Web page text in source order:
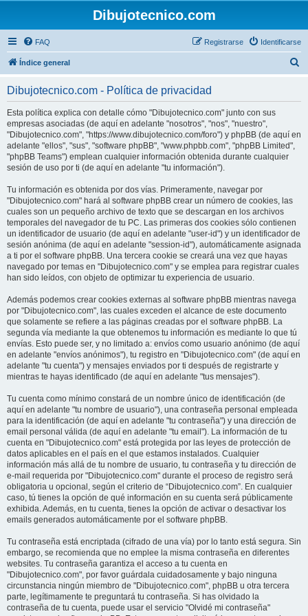
Dibujotecnico.com
FAQ Identificarse
Registrarse
Índice general
Dibujotecnico.com - Política de privacidad
Esta política explica con detalle cómo "Dibujotecnico.com" junto con sus
empresas asociadas (de aquí en adelante "nosotros", "nos", "nuestro",
"Dibujotecnico.com", "https://www.dibujotecnico.com/foro") y phpBB (de aquí en
adelante "ellos", "sus", "software phpBB", "www.phpbb.com", "phpBB Limited",
"phpBB Teams") emplean cualquier información obtenida durante cualquier
sesión de uso por ti (de aquí en adelante "tu información").
Tu información es obtenida por dos vías. Primeramente, navegar por
"Dibujotecnico.com" hará al software phpBB crear un número de cookies, las
cuales son un pequeño archivo de texto que se descargan en los archivos
temporales del navegador de tu PC. Las primeras dos cookies sólo contienen
un identificador de usuario (de aquí en adelante "user-id") y un identificador de
sesión anónima (de aquí en adelante "session-id"), automáticamente asignada
a ti por el software phpBB. Una tercera cookie se creará una vez que hayas
navegado por temas en "Dibujotecnico.com" y se emplea para registrar cuales
han sido leídos, con objeto de optimizar tu experiencia de usuario.
Además podemos crear cookies externas al software phpBB mientras navega
por "Dibujotecnico.com", las cuales exceden el alcance de este documento
que solamente se refiere a las páginas creadas por el software phpBB. La
segunda vía mediante la que obtenemos tu información es mediante lo que tú
envías. Esto puede ser, y no limitado a: envíos como usuario anónimo (de aquí
en adelante "envíos anónimos"), tu registro en "Dibujotecnico.com" (de aquí en
adelante "tu cuenta") y mensajes enviados por ti después de registrarte y
mientras te hayas identificado (de aquí en adelante "tus mensajes").
Tu cuenta como mínimo constará de un nombre único de identificación (de
aquí en adelante "tu nombre de usuario"), una contraseña personal empleada
para la identificación (de aquí en adelante "tu contraseña") y una dirección de
email personal válida (de aquí en adelante "tu email"). La información de tu
cuenta en "Dibujotecnico.com" está protegida por las leyes de protección de
datos aplicables en el país en el que estamos instalados. Cualquier
información más allá de tu nombre de usuario, tu contraseña y tu dirección de
e-mail requerida por "Dibujotecnico.com" durante el proceso de registro será
obligatoria u opcional, según el criterio de “Dibujotecnico.com”. En cualquier
caso, tú tienes la opción de qué información en su cuenta será públicamente
exhibida. Además, en tu cuenta, tienes la opción de activar o desactivar los
emails generados automáticamente por el software phpBB.
Tu contraseña está encriptada (cifrado de una vía) por lo tanto está segura. Sin
embargo, se recomienda que no emplee la misma contraseña en diferentes
websites. Tu contraseña garantiza el acceso a tu cuenta en
"Dibujotecnico.com", por favor guárdala cuidadosamente y bajo ninguna
circunstancia ningún miembro de "Dibujotecnico.com", phpBB u otra tercera
parte, legítimamente te preguntará tu contraseña. Si has olvidado la
contraseña de tu cuenta, puede usar el servicio "Olvidé mi contraseña"